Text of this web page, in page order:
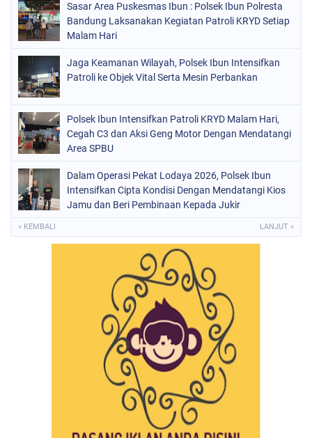
Sasar Area Puskesmas Ibun : Polsek Ibun Polresta
Bandung Laksanakan Kegiatan Patroli KRYD Setiap
Malam Hari
Jaga Keamanan Wilayah, Polsek Ibun Intensifkan
Patroli ke Objek Vital Serta Mesin Perbankan
Polsek Ibun Intensifkan Patroli KRYD Malam Hari,
Cegah C3 dan Aksi Geng Motor Dengan Mendatangi
Area SPBU
Dalam Operasi Pekat Lodaya 2026, Polsek Ibun
Intensifkan Cipta Kondisi Dengan Mendatangi Kios
Jamu dan Beri Pembinaan Kepada Jukir
« KEMBALI LANJUT »